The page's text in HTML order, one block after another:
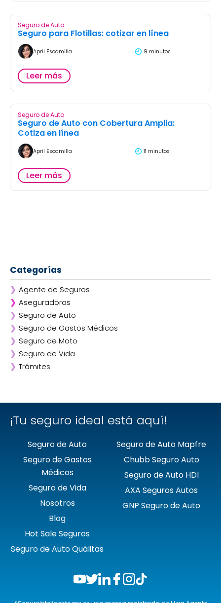
Seguro de Auto
Seguro para Flotillas: cotizar en línea
April Escamilla 9 minutos
Leer más
Seguro de Auto
Seguro de Auto con Cobertura Amplia:
Cotiza en línea
April Escamilla 11 minutos
Leer más
Categorías
❯ Agente de Seguros
❯ Aseguradoras
❯ Afirme
❯ ANA
❯ AXA
❯ Chubb
❯ GNP
❯ Seguro de Auto
❯ Seguro de Gastos Médicos
❯ Seguro de Moto
❯ Seguro de Vida
❯ Trámites
¡Tu seguro ideal está aquí!
Seguro de Auto
Seguro de Gastos
Médicos
Seguro de Vida
Nosotros
Blog
Hot Sale Seguros
Seguro de Auto Quálitas
Seguro de Auto Mapfre
Chubb Seguro Auto
Seguro de Auto HDI
AXA Seguros Autos
GNP Seguro de Auto